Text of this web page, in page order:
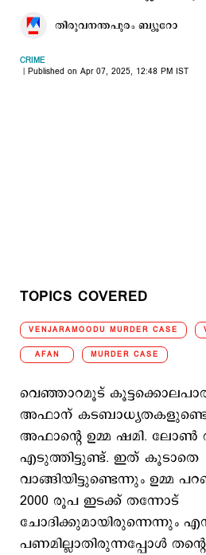
തിരുവനന്തപുരം ബ്യൂറോ
CRIME
Published on Apr 07, 2025, 12:48 PM IST
TOPICS COVERED
VENJARAMOODU MURDER CASE
AFAN MURDER CASE
വെഞ്ഞാറമൂട്
അഫാന്
അഫാന്‍റെ ഉമ്മ ഷമി. ലോണ്‍
എടുത്തിട്ടുണ്ട്. ഇത്
വാങ്ങിയിട്ടുണ്ടെന്നും ഉമ്മ
2000 രൂപ ഇടക്ക് തന്നോട്
ചോദിക്കുമായിരുന്നെന്നും
പണമില്ലാതിരുന്നപ്പോള്‍